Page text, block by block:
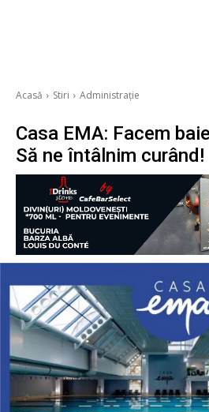
Acasă Stiri Administrație
Casa EMA: Facem
Să ne întâlnim curând!